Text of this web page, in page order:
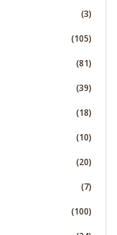
(3)
(105)
(81)
(39)
(18)
(10)
(20)
(7)
(100)